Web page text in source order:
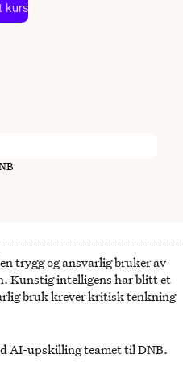
kurs
trygg og ansvarlig bruker av
Kunstig intelligens har blitt et
bruk krever kritisk tenkning
AI-upskilling teamet til DNB.